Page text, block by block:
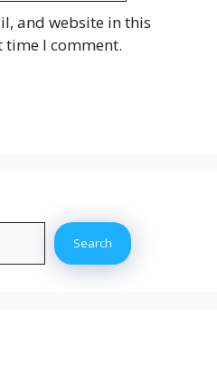
and website in this
time I comment.
Search